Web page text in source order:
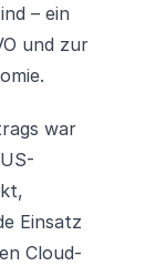
– ein
und zur
war
Einsatz
Cloud-